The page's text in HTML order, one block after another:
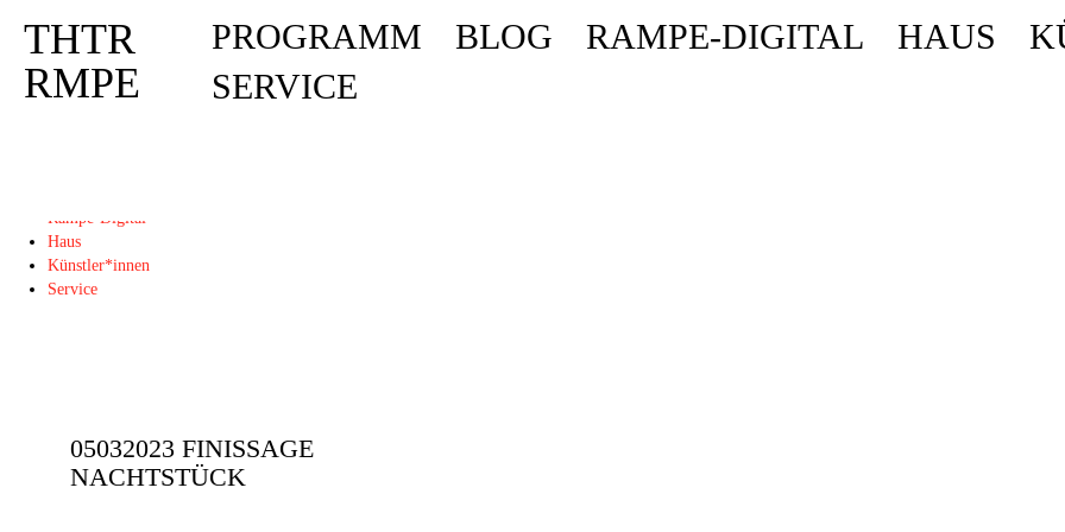
Deprecated : Die Funktion post_permalink ist seit Version 4.4.0 veraltet! Verwende stattdessen get_permalink(). in /homepages/10/d43051023/htdocs/
THTR
RMPE
Rampe-Digital
Haus
Künstler*innen
Service
THTR
RMPE
PROGRAMM BLOG RAMPE-DIGITAL HAUS
SERVICE
05032023 FINISSAGE
NACHTSTÜCK